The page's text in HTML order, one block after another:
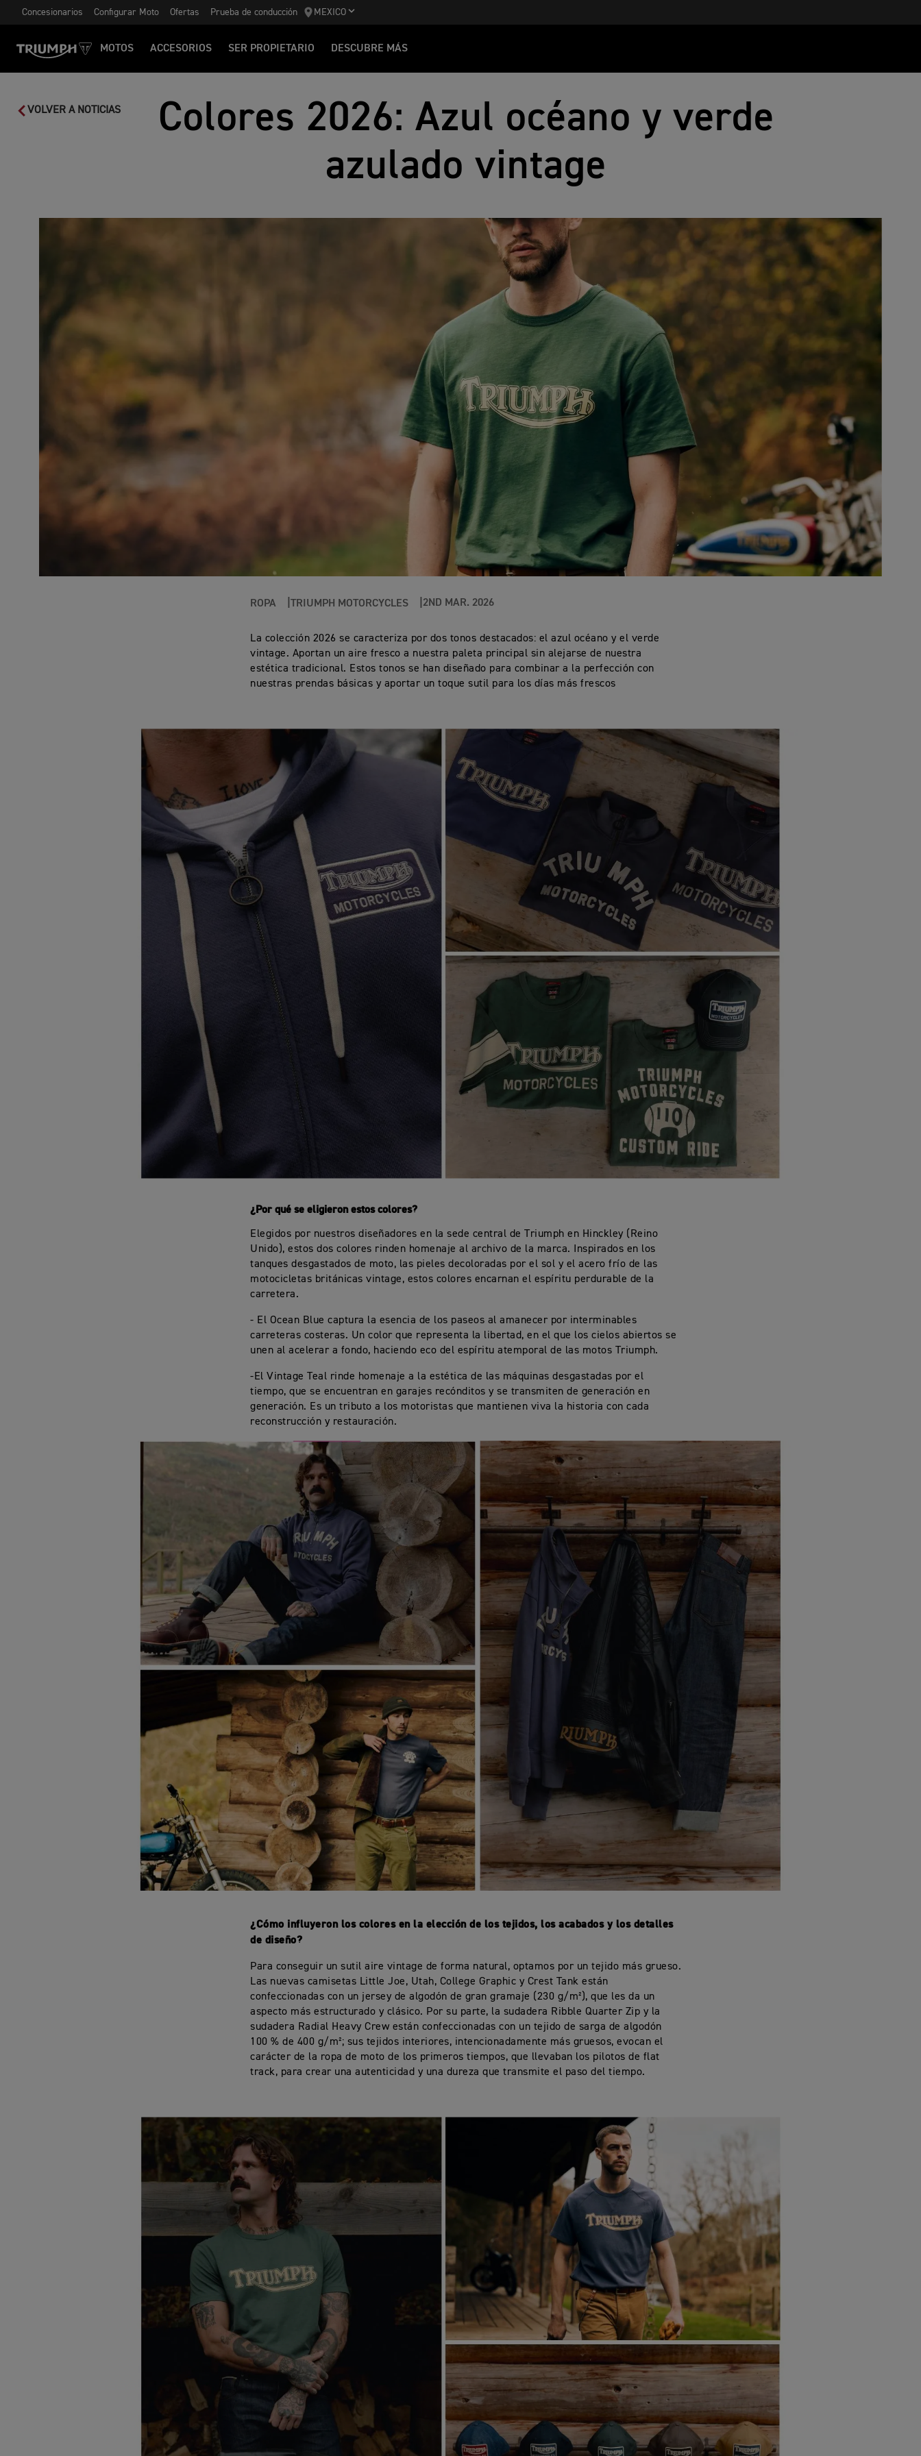
Concesionarios Configurar Moto Ofertas Prueba de conducción MEXICO
MOTOS ACCESORIOS SER PROPIETARIO DESCUBRE MÁS
VOLVER A NOTICIAS
Colores 2026: Azul océano y verde
azulado vintage
ROPA TRIUMPH MOTORCYCLES 2ND MAR. 2026
La colección 2026 se caracteriza por dos tonos destacados: el azul océano y el verde
vintage. Aportan un aire fresco a nuestra paleta principal sin alejarse de nuestra
estética tradicional. Estos tonos se han diseñado para combinar a la perfección con
nuestras prendas básicas y aportar un toque sutil para los días más frescos
¿Por qué se eligieron estos colores?
Elegidos por nuestros diseñadores en la sede central de Triumph en Hinckley (Reino
Unido), estos dos colores rinden homenaje al archivo de la marca. Inspirados en los
tanques desgastados de moto, las pieles decoloradas por el sol y el acero frío de las
motocicletas británicas vintage, estos colores encarnan el espíritu perdurable de la
carretera.
- El Ocean Blue captura la esencia de los paseos al amanecer por interminables
carreteras costeras. Un color que representa la libertad, en el que los cielos abiertos se
unen al acelerar a fondo, haciendo eco del espíritu atemporal de las motos Triumph.
-El Vintage Teal rinde homenaje a la estética de las máquinas desgastadas por el
tiempo, que se encuentran en garajes recónditos y se transmiten de generación en
generación. Es un tributo a los motoristas que mantienen viva la historia con cada
reconstrucción y restauración.
¿Cómo influyeron los colores en la elección de los tejidos, los acabados y los detalles
de diseño?
Para conseguir un sutil aire vintage de forma natural, optamos por un tejido más grueso.
Las nuevas camisetas Little Joe, Utah, College Graphic y Crest Tank están
confeccionadas con un jersey de algodón de gran gramaje (230 g/m²), que les da un
aspecto más estructurado y clásico. Por su parte, la sudadera Ribble Quarter Zip y la
sudadera Radial Heavy Crew están confeccionadas con un tejido de sarga de algodón
100 % de 400 g/m²; sus tejidos interiores, intencionadamente más gruesos, evocan el
carácter de la ropa de moto de los primeros tiempos, que llevaban los pilotos de flat
track, para crear una autenticidad y una dureza que transmite el paso del tiempo.